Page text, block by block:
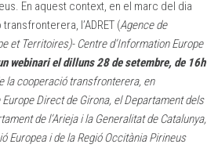
En aquest context, en el marc del dia
l’ADRET (Agence de
et Territoires)-Centre d’Information Europe
webinari el dilluns 28 de setembre, de 16h
la cooperació transfronterera, en
Direct de Girona, el Departament dels
de l’Arieja i la Generalitat de Catalunya,
Europea i de la Regió Occitània Pirineus